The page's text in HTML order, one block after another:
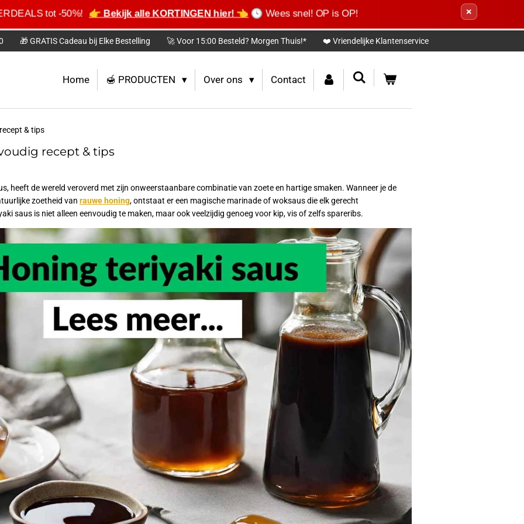
tot -50%! 👉 Bekijk alle KORTINGEN hier! 👈 🕓 Wees snel! OP is OP! ×
🎁 GRATIS Cadeau bij Elke Bestelling 🚀 Voor 15:00 Besteld? Morgen Thuis!* ❤️ Vriendelijke Klantenservice
Home 🍯 PRODUCTEN Over ons Contact
& tips
recept & tips
heeft de wereld veroverd met zijn onweerstaanbare combinatie van zoete en hartige smaken. Wanneer je de
zoetheid van rauwe honing, ontstaat er een magische marinade of woksaus die elk gerecht
saus is niet alleen eenvoudig te maken, maar ook veelzijdig genoeg voor kip, vis of zelfs spareribs.